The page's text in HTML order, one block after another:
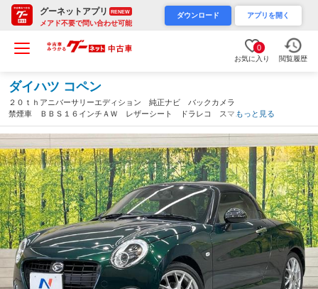
グーネットアプリ RENEW
メアド不要で問い合わせ可能
ダウンロード アプリを開く
0
お気に入り 閲覧履歴
ダイハツ コペン
２０ｔｈアニバーサリーエディション 純正ナビ バックカメラ
禁煙車 ＢＢＳ１６インチＡＷ レザーシート ドラレコ スマー
トキー ＬＥＤヘッド ＥＴＣ オートライト オートエアコン
Ｂｌｕｅｔｏｏｔｈ ＣＤ ＤＶＤ再生 フルセグ（愛知県）
もっと見る